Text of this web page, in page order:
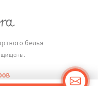
белья